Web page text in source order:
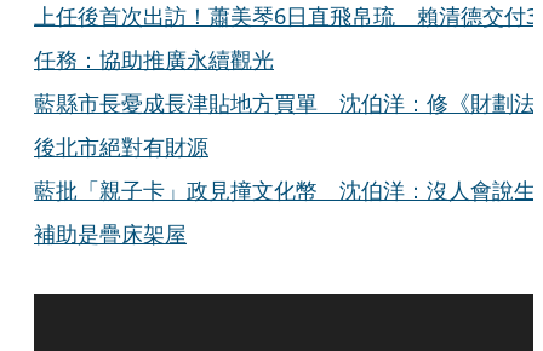
上任後首次出訪！蕭美琴6日直飛帛琉 賴清德交付3
任務：協助推廣永續觀光
藍縣市長憂成長津貼地方買單 沈伯洋：修《財劃法
後北市絕對有財源
藍批「親子卡」政見撞文化幣 沈伯洋：沒人會說生
補助是疊床架屋